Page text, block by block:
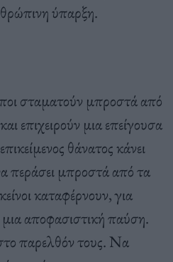
ύπαρξη.
σταματούν μπροστά από
επιχειρούν μια επείγουσα
θάνατος κάνει
περάσει μπροστά από τα
καταφέρνουν, για
αποφασιστική παύση.
παρελθόν τους. Να